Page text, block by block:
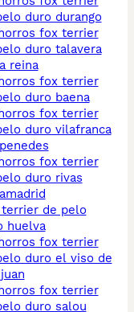
duro durango
duro talavera
reina
duro baena
duro vilafranca
duro rivas
huelva
duro el viso de
duro salou